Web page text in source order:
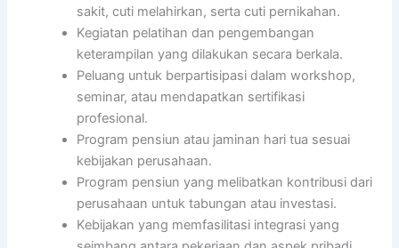
sakit, cuti melahirkan, serta cuti pernikahan.
Kegiatan pelatihan dan pengembangan
keterampilan yang dilakukan secara berkala.
Peluang untuk berpartisipasi dalam workshop,
seminar, atau mendapatkan sertifikasi
profesional.
Program pensiun atau jaminan hari tua sesuai
kebijakan perusahaan.
Program pensiun yang melibatkan kontribusi dari
perusahaan untuk tabungan atau investasi.
Kebijakan yang memfasilitasi integrasi yang